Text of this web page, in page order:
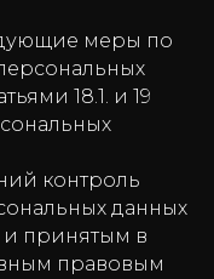
меры по
18.1. и 19
контроль
данных
и принятым в
правовым